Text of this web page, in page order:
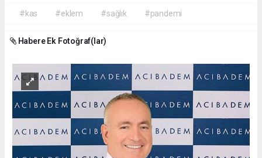
#kas #eklem #sağlık #pandemi
Habere Ek Fotoğraf(lar)